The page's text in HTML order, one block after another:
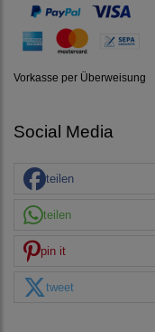
Vorkasse per Überweisung
Social Media
teilen
teilen
pin it
tweet